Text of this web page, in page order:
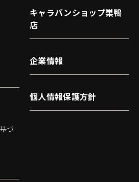
づ
キャラバンショップ巣鴨
店
企業情報
個人情報保護方針